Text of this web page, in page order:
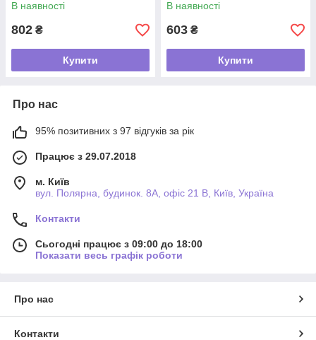
В наявності
802 ₴
Купити
В наявності
603 ₴
Купити
Про нас
95% позитивних з 97 відгуків за рік
Працює з 29.07.2018
м. Київ
вул. Полярна, будинок. 8А, офіс 21 В, Київ, Україна
Контакти
Сьогодні працює з 09:00 до 18:00
Показати весь графік роботи
Про нас
Контакти